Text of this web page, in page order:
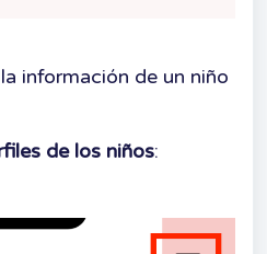
información de un niño
de los niños: